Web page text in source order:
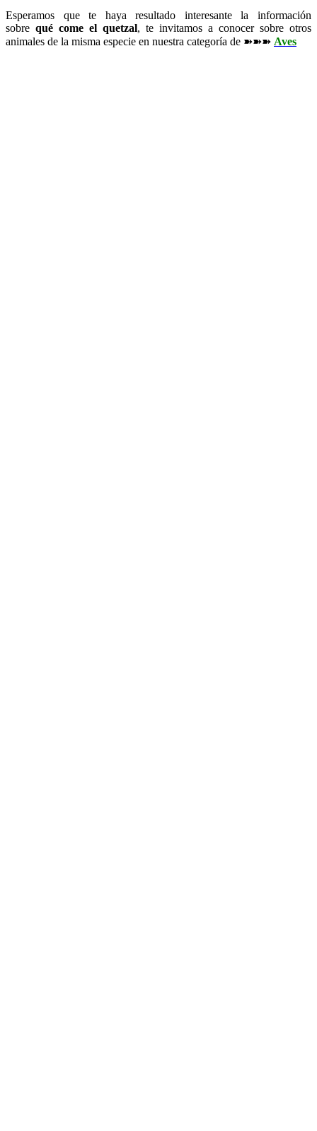
Esperamos que te haya resultado interesante la información
sobre qué come el quetzal, te invitamos a conocer sobre otros
animales de la misma especie en nuestra categoría de ➽➽➽ Aves